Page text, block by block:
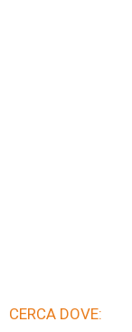
CERCA DOVE: